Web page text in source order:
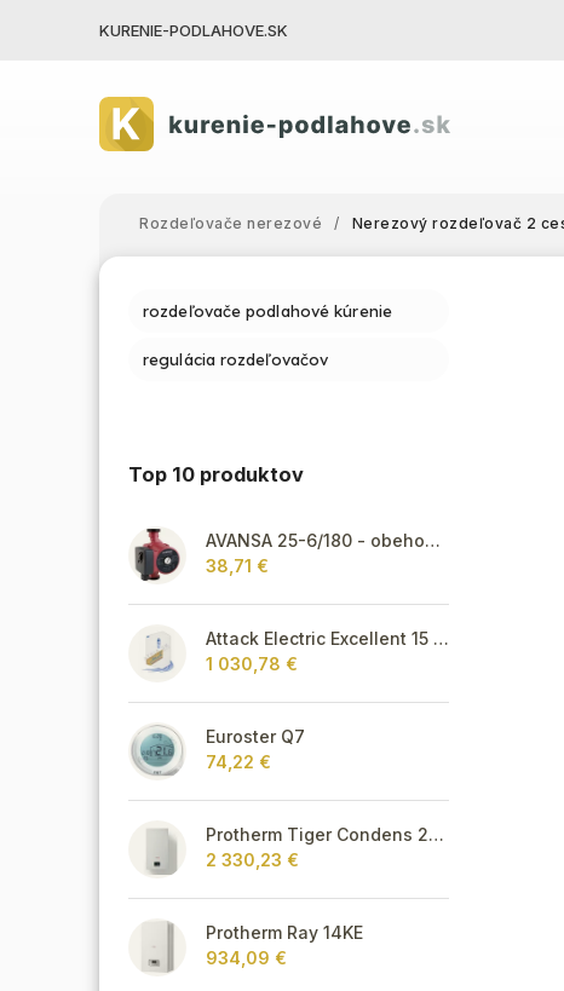
KURENIE-PODLAHOVE.SK
Rozdeľovače nerezové / Nerezový rozdeľovač 2
rozdeľovače podlahové kúrenie
regulácia rozdeľovačov
Top 10 produktov
AVANSA 25-6/180 - obehové čerpadlo, pripojovací závit 6/4"
38,71 €
Attack Electric Excellent 15 kW
1 030,78 €
Euroster Q7
74,22 €
Protherm Tiger Condens 20/26 KKZ 42
2 330,23 €
Protherm Ray 14KE
934,09 €